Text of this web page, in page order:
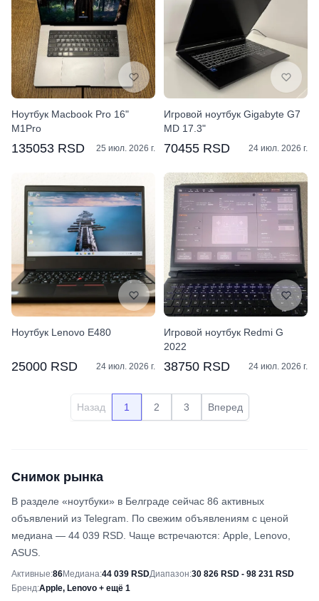
Ноутбук Macbook Pro 16"
M1Pro
135053 RSD 25 июл. 2026 г.
Игровой ноутбук Gigabyte G7
MD 17.3"
70455 RSD 24 июл. 2026 г.
Ноутбук Lenovo E480
25000 RSD 24 июл. 2026 г.
Игровой ноутбук Redmi G
2022
38750 RSD 24 июл. 2026 г.
Назад 1 2 3 Вперед
Снимок рынка
В разделе «ноутбуки» в Белграде сейчас 86 активных
объявлений из Telegram. По свежим объявлениям с ценой
медиана — 44 039 RSD. Чаще встречаются: Apple, Lenovo,
ASUS.
Снимок рынка
Активные:86Медиана:44 039 RSDДиапазон:30 826 RSD - 98 231 RSD
Бренд:Apple, Lenovo + ещё 1